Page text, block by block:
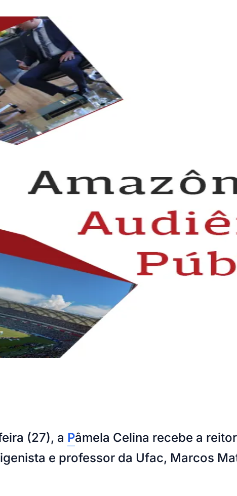
(27), a Pâmela Celina recebe a
e professor da Ufac, Marcos